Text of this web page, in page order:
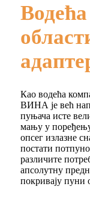
Као водећа
ВИНА је већ
пуњача исте
мању у
опсег излазне
постати
различите
апсолутну
покривају пуни